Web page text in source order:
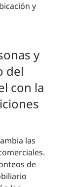
y
y
del
con la
las
de